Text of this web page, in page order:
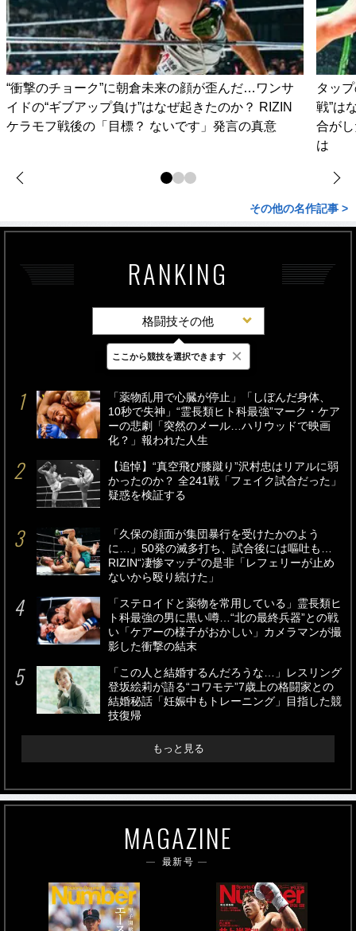
“衝撃のチョーク”に朝倉未来の顔が歪んだ…ワンサ
イドの“ギブアップ負け”はなぜ起きたのか？ RIZIN
ケラモフ戦後の「目標？ ないです」発言の真意
タッ
戦”は
合が
は
その他の名作記事 >
RANKING
格闘技その他
最新 24時間 週間
「薬物乱用で心臓が停止」「しぼんだ身体、
10秒で失神」“霊長類ヒト科最強”マーク・ケア
ーの悲劇「突然のメール…ハリウッドで映画
化？」報われた人生
【追悼】“真空飛び膝蹴り”沢村忠はリアルに弱
かったのか？ 全241戦「フェイク試合だった」
疑惑を検証する
「久保の顔面が集団暴行を受けたかのよう
に…」50発の滅多打ち、試合後には嘔吐も…
RIZIN“凄惨マッチ”の是非「レフェリーが止め
ないから殴り続けた」
「ステロイドと薬物を常用している」霊長類ヒ
ト科最強の男に黒い噂…“北の最終兵器”との戦
い「ケアーの様子がおかしい」カメラマンが撮
影した衝撃の結末
「この人と結婚するんだろうな…」レスリング
登坂絵莉が語る“コワモテ”7歳上の格闘家との
結婚秘話「妊娠中もトレーニング」目指した競
技復帰
もっと見る
MAGAZINE
最新号
ここから競技を選択できます ×